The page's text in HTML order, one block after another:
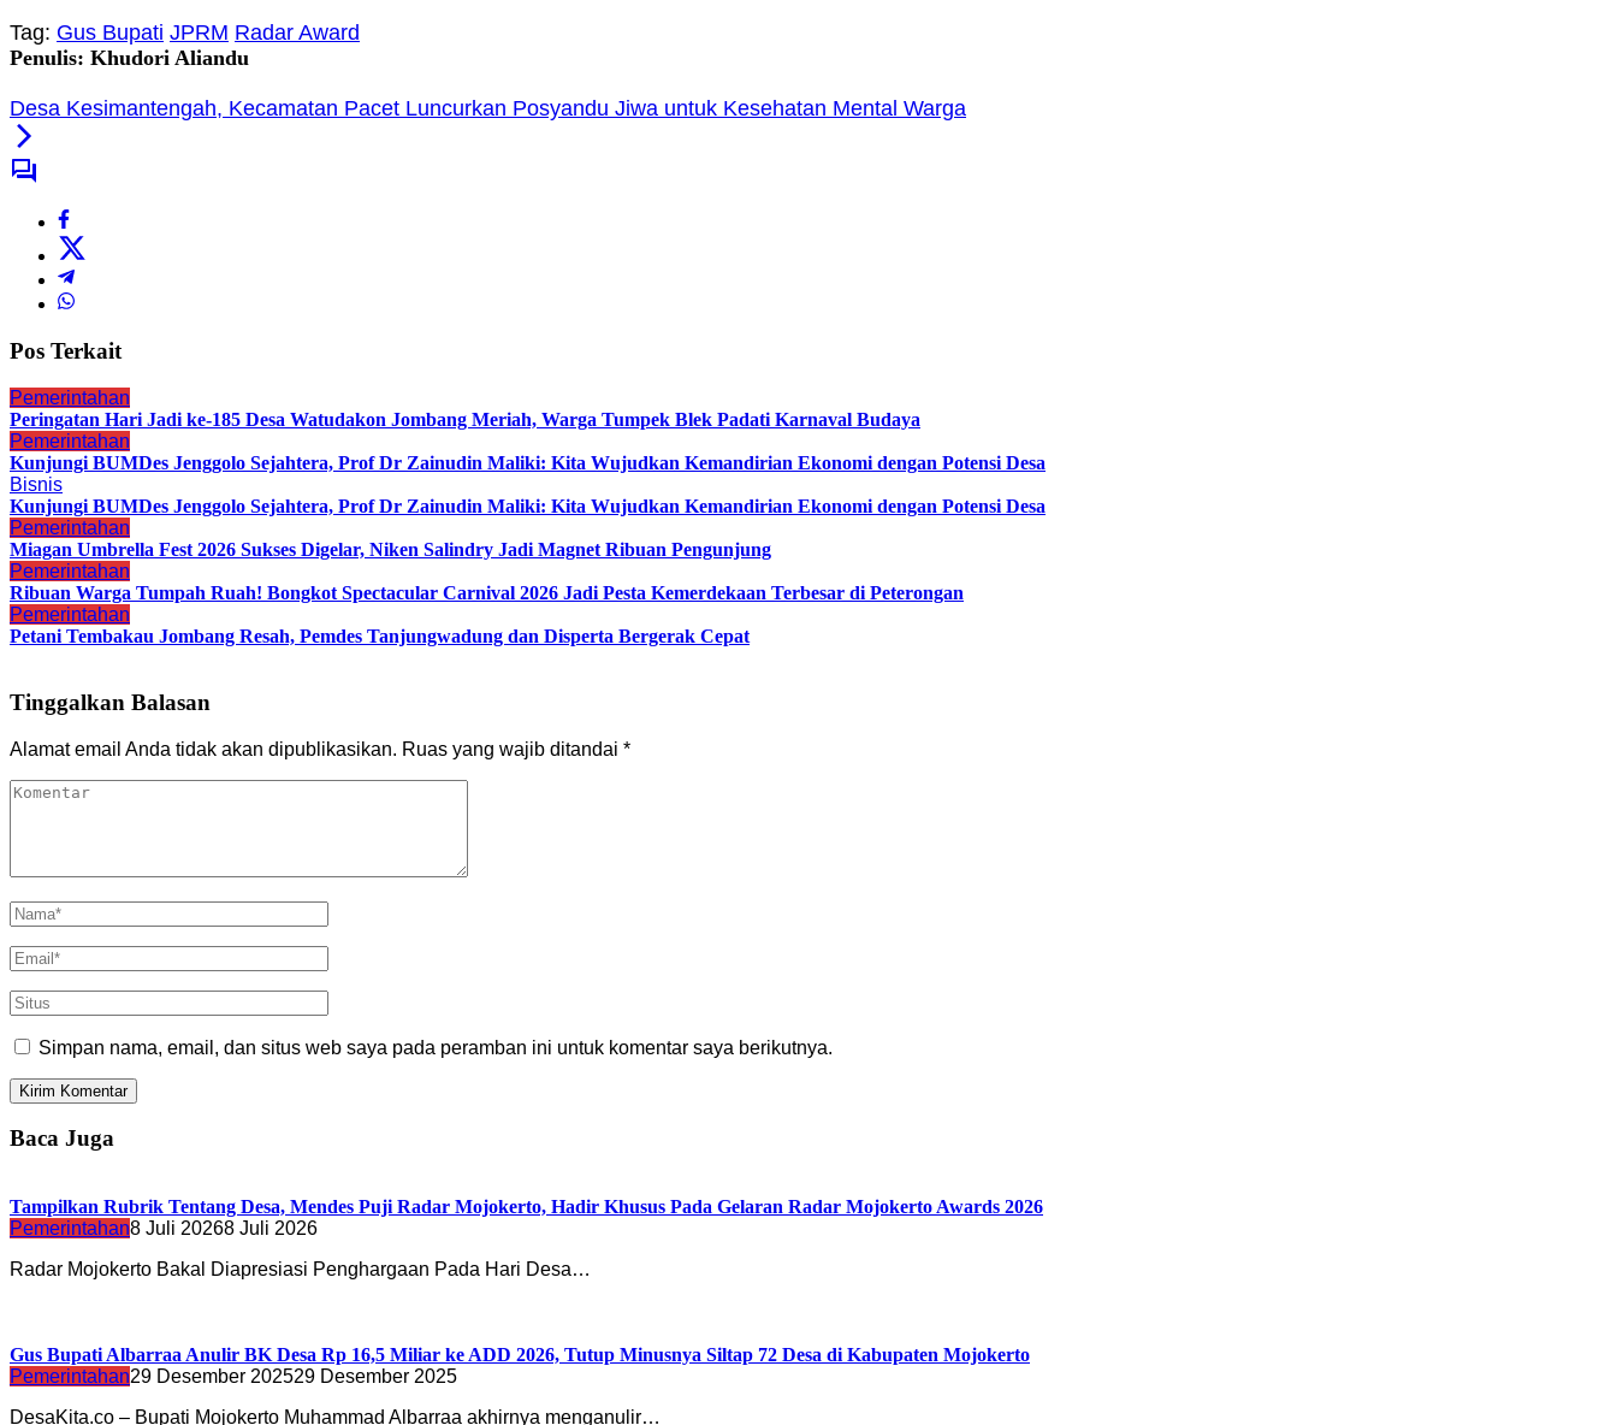
Tag: Gus Bupati JPRM Radar Award
Penulis: Khudori Aliandu
Desa Kesimantengah, Kecamatan Pacet Luncurkan Posyandu Jiwa untuk Kesehatan Mental Warga
Pos Terkait
Pemerintahan
Peringatan Hari Jadi ke-185 Desa Watudakon Jombang Meriah, Warga Tumpek Blek Padati Karnaval Budaya
Pemerintahan
Kunjungi BUMDes Jenggolo Sejahtera, Prof Dr Zainudin Maliki: Kita Wujudkan Kemandirian Ekonomi dengan Potensi Desa
Bisnis
Kunjungi BUMDes Jenggolo Sejahtera, Prof Dr Zainudin Maliki: Kita Wujudkan Kemandirian Ekonomi dengan Potensi Desa
Pemerintahan
Miagan Umbrella Fest 2026 Sukses Digelar, Niken Salindry Jadi Magnet Ribuan Pengunjung
Pemerintahan
Ribuan Warga Tumpah Ruah! Bongkot Spectacular Carnival 2026 Jadi Pesta Kemerdekaan Terbesar di Peterongan
Pemerintahan
Petani Tembakau Jombang Resah, Pemdes Tanjungwadung dan Disperta Bergerak Cepat
Tinggalkan Balasan
Alamat email Anda tidak akan dipublikasikan. Ruas yang wajib ditandai *
Simpan nama, email, dan situs web saya pada peramban ini untuk komentar saya berikutnya.
Baca Juga
Tampilkan Rubrik Tentang Desa, Mendes Puji Radar Mojokerto, Hadir Khusus Pada Gelaran Radar Mojokerto Awards 2026
Pemerintahan8 Juli 20268 Juli 2026
Radar Mojokerto Bakal Diapresiasi Penghargaan Pada Hari Desa…
Gus Bupati Albarraa Anulir BK Desa Rp 16,5 Miliar ke ADD 2026, Tutup Minusnya Siltap 72 Desa di Kabupaten Mojokerto
Pemerintahan29 Desember 202529 Desember 2025
DesaKita.co – Bupati Mojokerto Muhammad Albarraa akhirnya menganulir…